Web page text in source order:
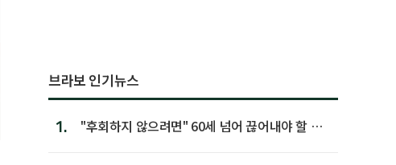
브라보 인기뉴스
1.
"후회하지 않으려면" 60세 넘어 끊어내야 할 사